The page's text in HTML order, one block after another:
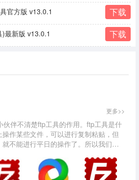
官方版 v13.0.1 下载
最新版 v13.0.1 下载
更多>>
伙伴不清楚ftp工具的作用。ftp工具是什
作某些文件，可以进行复制粘贴，但
不能进行平日的操作了。所以我们就